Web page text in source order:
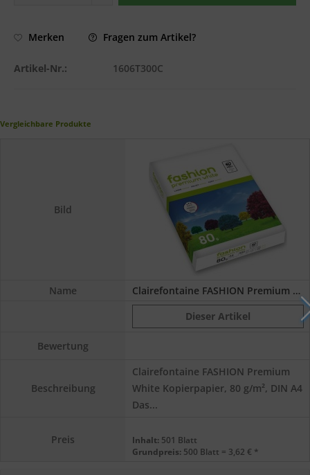
Merken Fragen zum Artikel?
Artikel-Nr.: 1606T300C
Vergleichbare Produkte
Bild
Name
Clairefontaine FASHION Premium White...
Dieser Artikel
Bewertung
Beschreibung
Clairefontaine FASHION Premium
White Kopierpapier, 80 g/m², DIN A4
Das...
Preis Inhalt: 501 Blatt
Grundpreis: 500 Blatt = 3,62 € *